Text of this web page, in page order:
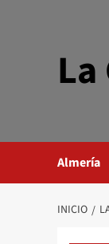
Almería
INICIO